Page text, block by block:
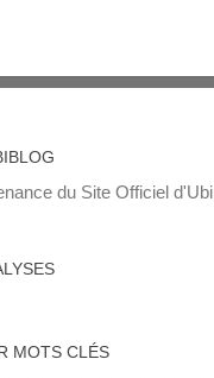
du Site Officiel d'Ubi
MOTS CLÉS